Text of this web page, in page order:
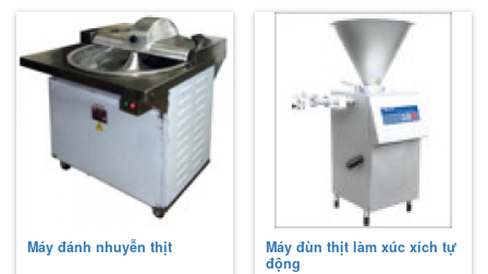
Máy đánh nhuyễn thịt
Máy đùn thịt làm xúc xích tự
động